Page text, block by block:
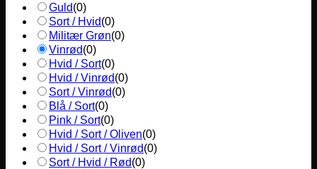
Guld(0)
Sort / Hvid(0)
Militær Grøn(0)
Vinrød(0)
Hvid / Sort(0)
Hvid / Vinrød(0)
Sort / Vinrød(0)
Blå / Sort(0)
Pink / Sort(0)
Hvid / Sort / Oliven(0)
Hvid / Sort / Vinrød(0)
Sort / Hvid / Rød(0)